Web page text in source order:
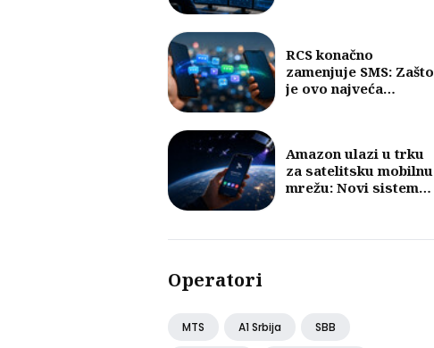
RCS konačno
zamenjuje SMS: Zašto
je ovo najveća
Amazon ulazi u trku
za satelitsku mobilnu
mrežu: Novi sistem
stanica
Operatori
MTS A1 Srbija SBB